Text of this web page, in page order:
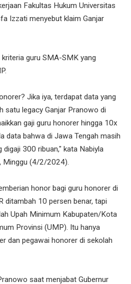
Fakultas Hukum Universitas
Izzati menyebut klaim Ganjar
guru SMA-SMK yang
Jika iya, terdapat data yang
satu legacy Ganjar Pranowo di
gaji guru honorer hingga 10x
data bahwa di Jawa Tengah masih
digaji 300 ribuan," kata Nabiyla
Minggu (4/2/2024).
honor bagi guru honorer di
ditambah 10 persen benar, tapi
Upah Minimum Kabupaten/Kota
Provinsi (UMP). Itu hanya
dan pegawai honorer di sekolah
saat menjabat Gubernur